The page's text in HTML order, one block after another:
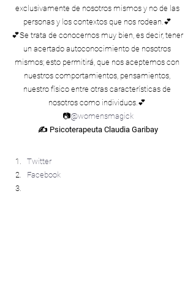
exclusivamente de nosotros mismos y no de las
personas y los contextos que nos rodean.💕
💕Se trata de conocernos muy bien, es decir, tener
un acertado autoconocimiento de nosotros
mismos; esto permitirá, que nos aceptemos con
nuestros comportamientos, pensamientos,
nuestro físico entre otras características de
nosotros como individuos.💕
📷@womensmagick
✍ Psicoterapeuta Claudia Garibay
Twitter
Facebook